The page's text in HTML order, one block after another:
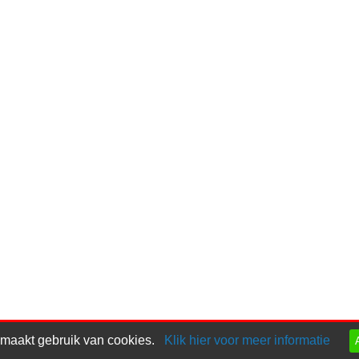
gebruik van cookies. Klik hier voor meer informatie